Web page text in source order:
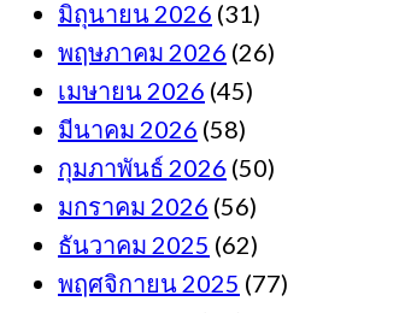
มิถุนายน 2026 (31)
พฤษภาคม 2026 (26)
เมษายน 2026 (45)
มีนาคม 2026 (58)
กุมภาพันธ์ 2026 (50)
มกราคม 2026 (56)
ธันวาคม 2025 (62)
พฤศจิกายน 2025 (77)